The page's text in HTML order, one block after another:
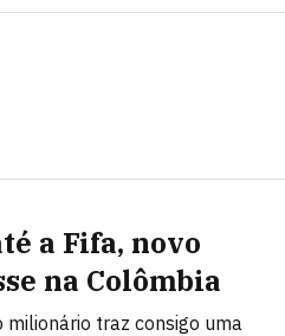
a Fifa, novo
na Colômbia
traz consigo uma